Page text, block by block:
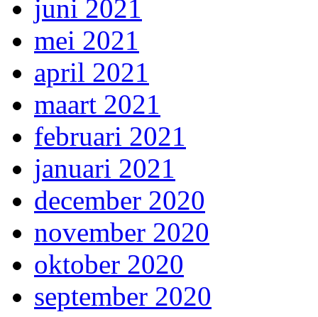
juni 2021
mei 2021
april 2021
maart 2021
februari 2021
januari 2021
december 2020
november 2020
oktober 2020
september 2020